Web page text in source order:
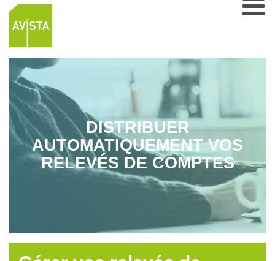
DISTRIBUER
AUTOMATIQUEMENT VOS
RELEVÉS DE COMPTES